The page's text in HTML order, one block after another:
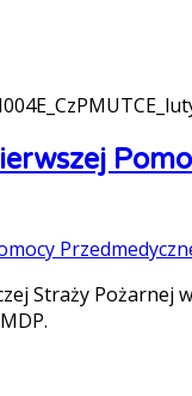
Straży Pożarnej